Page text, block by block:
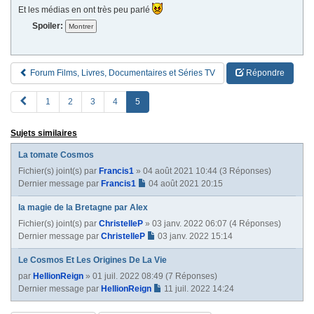
Et les médias en ont très peu parlé
Spoiler:
Forum Films, Livres, Documentaires et Séries TV Répondre
R
V
1 2 3 4 5
Sujets similaires
La tomate Cosmos
Fichier(s) joint(s) par Francis1 » 04 août 2021 10:44 (3 Réponses)
Dernier message par Francis1 04 août 2021 20:15
la magie de la Bretagne par Alex
Fichier(s) joint(s) par ChristelleP » 03 janv. 2022 06:07 (4 Réponses)
Dernier message par ChristelleP 03 janv. 2022 15:14
Le Cosmos Et Les Origines De La Vie
par HellionReign » 01 juil. 2022 08:49 (7 Réponses)
Dernier message par HellionReign 11 juil. 2022 14:24